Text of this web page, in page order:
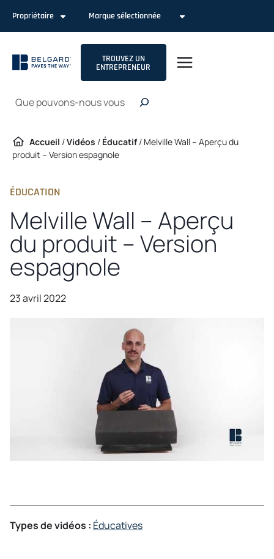
contenu
Propriétaire Marque sélectionnée
TROUVEZ UN
ENTREPRENEUR
Recherche
Accueil /Vidéos / Éducatif/ Melville Wall – Aperçu du
produit – Version espagnole
ÉDUCATION
Melville Wall – Aperçu
du produit – Version
espagnole
23 avril 2022
Types de vidéos : Éducatives